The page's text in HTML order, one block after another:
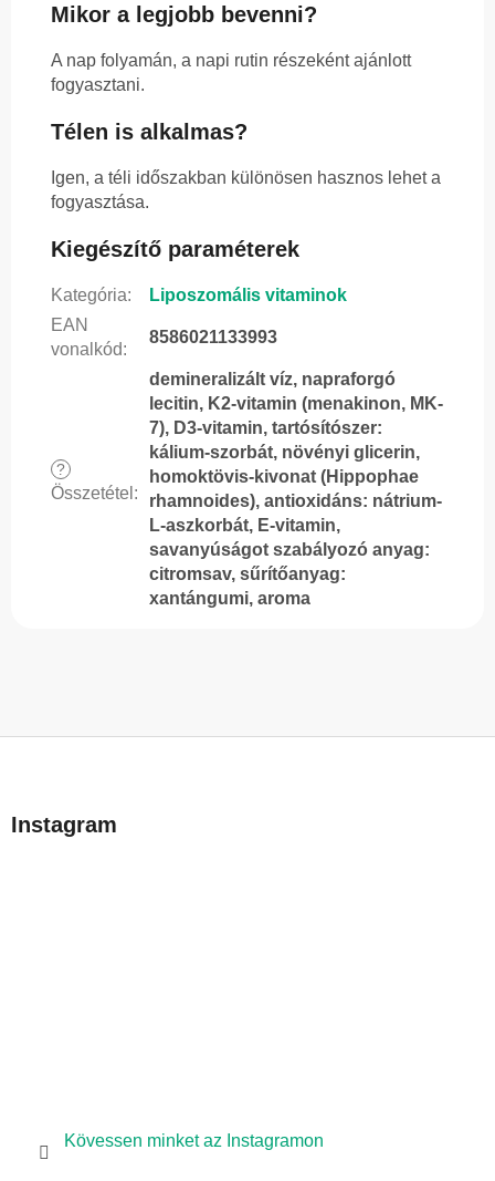
Mikor a legjobb bevenni?
A nap folyamán, a napi rutin részeként ajánlott
fogyasztani.
Télen is alkalmas?
Igen, a téli időszakban különösen hasznos lehet a
fogyasztása.
Kiegészítő paraméterek
Kategória:
Liposzomális vitaminok
EAN
vonalkód:
8586021133993
?
Összetétel :
demineralizált víz, napraforgó
lecitin, K2-vitamin (menakinon, MK-
7), D3-vitamin, tartósítószer:
kálium-szorbát, növényi glicerin,
homoktövis-kivonat (Hippophae
rhamnoides), antioxidáns: nátrium-
L-aszkorbát, E-vitamin,
savanyúságot szabályozó anyag:
citromsav, sűrítőanyag:
xantángumi, aroma
bInstagram
Kövessen minket az Instagramon